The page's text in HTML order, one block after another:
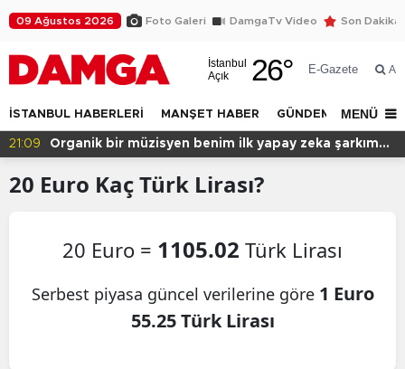
09 Ağustos 2026 Foto Galeri DamgaTv Video Son Dakika
İstanbul
Açık
26° E-Gazete Ara
İSTANBUL HABERLERİ MANŞET HABER GÜNDEM DÜNYA
MENÜ
21:09
Organik bir müzisyen benim ilk yapay zeka şarkım
20 Euro Kaç Türk Lirası?
20 Euro = 1105.02 Türk Lirası
Serbest piyasa güncel verilerine göre 1 Euro
55.25 Türk Lirası